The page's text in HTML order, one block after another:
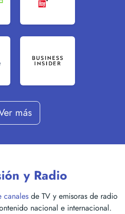
más
y Radio
canalesde TV y emisoras de radio
nacional e internacional.